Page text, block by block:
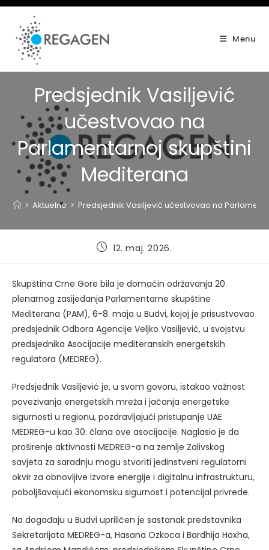
Skip
content
Menu
Predsjednik Vasiljević
učestvovao na
Parlamentarnoj skupštini
Mediterana
> Aktuelno > Predsjednik Vasiljević učestvovao na
Post12. maj. 2026.
Skupština Crne Gore bila je domaćin održavanja 20.
plenarnog zasijedanja Parlamentarne skupštine
Mediterana (PAM), 6-8. maja u Budvi, kojoj je prisustvovao
predsjednik Odbora Agencije Veljko Vasiljević, u svojstvu
predsjednika Asocijacije mediteranskih energetskih
regulatora (MEDREG).
Predsjednik Vasiljević je, u svom govoru, istakao važnost
povezivanja energetskih mreža i jačanja energetske
sigurnosti u regionu, pozdravljajući pristupanje UAE
MEDREG-u kao 30. člana ove asocijacije. Naglasio je da
proširenje aktivnosti MEDREG-a na zemlje Zalivskog
savjeta za saradnju mogu stvoriti jedinstveni regulatorni
okvir za obnovljive izvore energije i digitalnu infrastrukturu,
poboljšavajući ekonomsku sigurnost i potencijal privrede.
Na događaju u Budvi upriličen je sastanak predstavnika
Sekretarijata MEDREG-a, Hasana Ozkoca i Bardhija Hoxha,